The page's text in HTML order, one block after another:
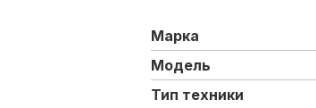
Марка
Модель
Тип техники